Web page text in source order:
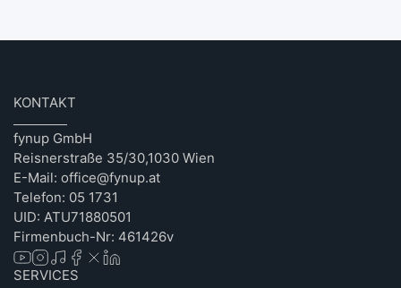
KONTAKT
fynup GmbH
Reisnerstraße 35/30,1030 Wien
E-Mail: office@fynup.at
Telefon: 05 1731
UID: ATU71880501
Firmenbuch-Nr: 461426v
SERVICES